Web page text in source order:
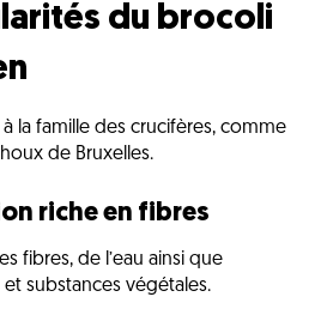
du brocoli
la famille des crucifères, comme
de Bruxelles.
riche en fibres
fibres, de l’eau ainsi que
substances végétales.